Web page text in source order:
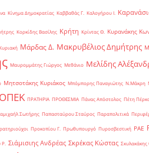
Κίνημα Δημοκρατίας Καββαθάς Γ. Καλογήρου Ι.
Κορκίδης Βασίλης Κρήτη Κρίντας Θ. Κυρανάκης
Μάρδας Δ. Μακρυβέλιος Δημήτρης
Μαυρομμάτης Γιώργος Μεθάνιο Μελίδης
Μητσοτάκης Κυριάκος Μπόμπορης Παναγιώτης Ν.Μάκρη
ΠΡΑΤΗΡΙΑ ΠΡΟΘΕΣΜΙΑ Πάνας Απόστολος Πέτη
Σωτήρης Παπασταύρου Σταύρος Παραπολιτικά
Προκοπίου Γ. Πρωθυπουργό Πυροσβεστική ΡΑΕ
Ρ. Σιάμισιης Ανδρέας Σκρέκας Κώστας Σκυλακάκης